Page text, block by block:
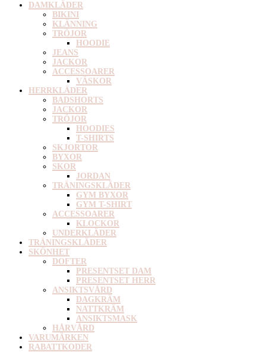
DAMKLÄDER
BIKINI
KLÄNNING
TRÖJOR
HOODIE
JEANS
JACKOR
ACCESSOARER
VÄSKOR
HERRKLÄDER
BADSHORTS
JACKOR
TRÖJOR
HOODIES
T-SHIRTS
SKJORTOR
BYXOR
SKOR
JORDAN
TRÄNINGSKLÄDER
GYM BYXOR
GYM T-SHIRT
ACCESSOARER
KLOCKOR
UNDERKLÄDER
TRÄNINGSKLÄDER
SKÖNHET
DOFTER
PRESENTSET DAM
PRESENTSET HERR
ANSIKTSVÅRD
DAGKRÄM
NATTKRÄM
ANSIKTSMASK
HÅRVÅRD
VARUMÄRKEN
RABATTKODER